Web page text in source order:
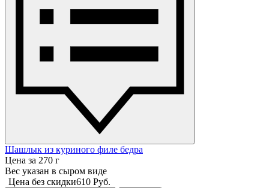
Шашлык из куриного филе бедра
Цена за 270 г
Вес указан в сыром виде
Цена без скидки610 Руб.